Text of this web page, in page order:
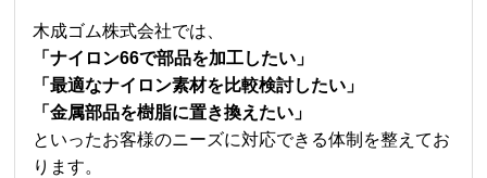
木成ゴム株式会社では、
「ナイロン66で部品を加工したい」
「最適なナイロン素材を比較検討したい」
「金属部品を樹脂に置き換えたい」
といったお客様のニーズに対応できる体制を整えてお
ります。